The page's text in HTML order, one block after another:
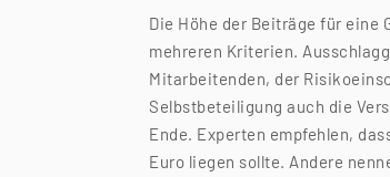
Die Höhe der Beiträge für
mehreren Kriterien.
Mitarbeitenden, der
Selbstbeteiligung auch die
Ende. Experten empfehlen,
Euro liegen sollte. Andere